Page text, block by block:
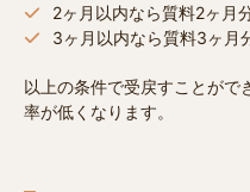
2ヶ月以内なら質料2ヶ月
3ヶ月以内なら質料3ヶ月
以上の条件で受戻すことがで
率が低くなります。